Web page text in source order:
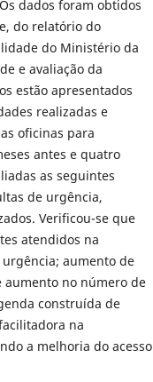
dados foram obtidos
do relatório do
do Ministério da
e avaliação da
estão apresentados
realizadas e
oficinas para
antes e quatro
as seguintes
de urgência,
Verificou-se que
atendidos na
aumento de
aumento no número de
construída de
na
a melhoria do acesso